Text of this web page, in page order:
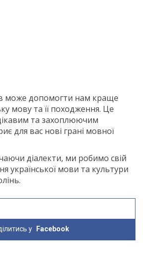
може допомогти нам краще
мову та її походження. Це
та захоплюючим
для вас нові грані мовної
діалекти, ми робимо свій
української мови та культури
у Facebook